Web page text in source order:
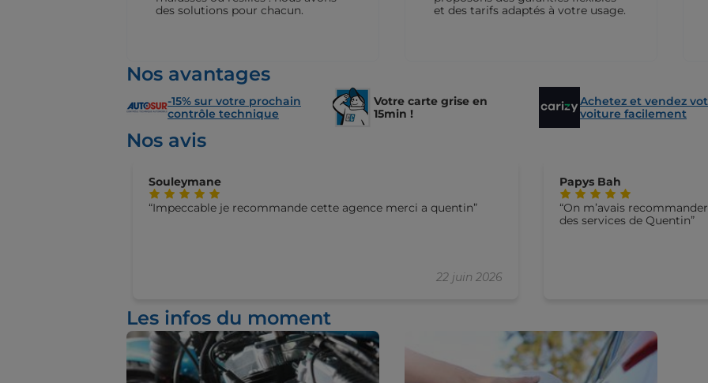
des solutions pour chacun.
et des tarifs adaptés à votre usage.
Nos avantages
-15% sur votre prochain
contrôle technique
Votre carte grise en
15min !
Achetez et vendez
voiture facilement
Nos avis
Souleymane
22 juin 2026
Impeccable je recommande cette agence merci a quentin
Papys Bah
On m’avais
des services de Quentin
Les infos du moment